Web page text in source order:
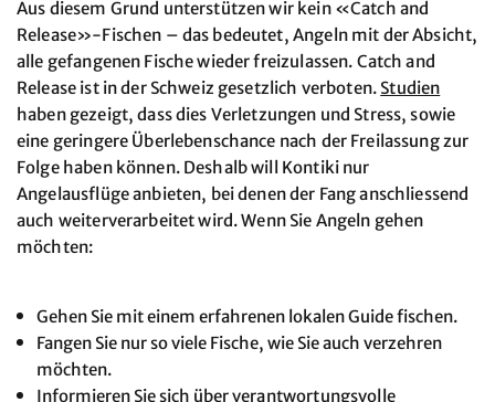
Aus diesem Grund unterstützen wir kein «Catch and
Release»-Fischen – das bedeutet, Angeln mit der Absicht,
alle gefangenen Fische wieder freizulassen. Catch and
Release ist in der Schweiz gesetzlich verboten. Studien
haben gezeigt, dass dies Verletzungen und Stress, sowie
eine geringere Überlebenschance nach der Freilassung zur
Folge haben können. Deshalb will Kontiki nur
Angelausflüge anbieten, bei denen der Fang anschliessend
auch weiterverarbeitet wird. Wenn Sie Angeln gehen
möchten:
Gehen Sie mit einem erfahrenen lokalen Guide fischen.
Fangen Sie nur so viele Fische, wie Sie auch verzehren
möchten.
Informieren Sie sich überverantwortungsvolle